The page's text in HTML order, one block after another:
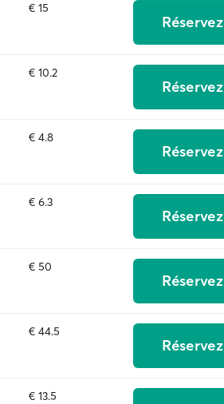
€ 15
Réservez
€ 10.2
Réservez
€ 4.8
Réservez
€ 6.3
Réservez
€ 50
Réservez
€ 44.5
Réservez
€ 13.5